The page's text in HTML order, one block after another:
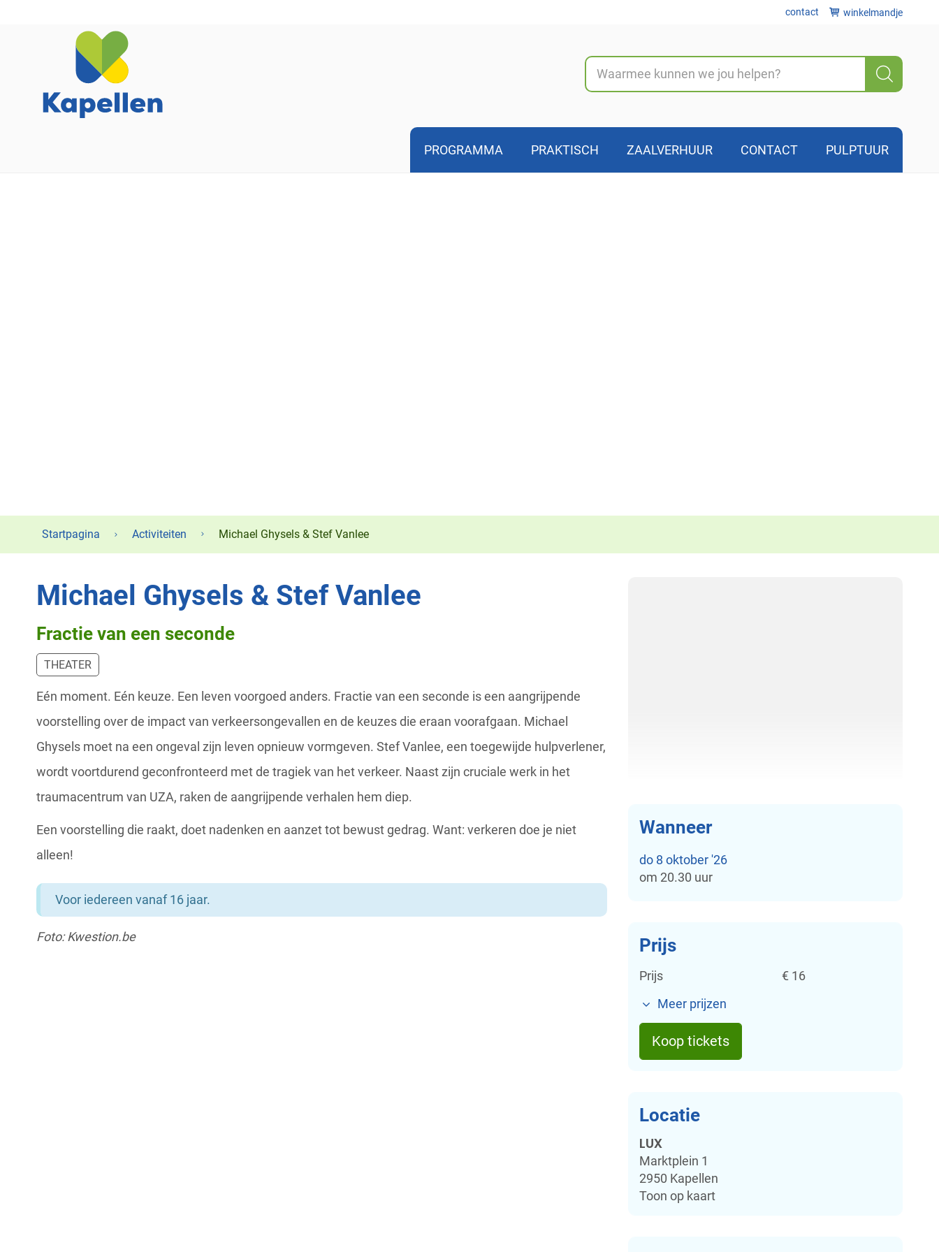
Kapellen
contact winkelmandje
PROGRAMMA PRAKTISCH ZAALVERHUUR CONTACT PULPTUUR
Startpagina Activiteiten Michael Ghysels & Stef Vanlee
Michael Ghysels & Stef Vanlee
Fractie van een seconde
THEATER
Eén moment. Eén keuze. Een leven voorgoed anders. Fractie van een seconde is een aangrijpende
voorstelling over de impact van verkeersongevallen en de keuzes die eraan voorafgaan. Michael
Ghysels moet na een ongeval zijn leven opnieuw vormgeven. Stef Vanlee, een toegewijde hulpverlener,
wordt voortdurend geconfronteerd met de tragiek van het verkeer. Naast zijn cruciale werk in het
traumacentrum van UZA, raken de aangrijpende verhalen hem diep.
Een voorstelling die raakt, doet nadenken en aanzet tot bewust gedrag. Want: verkeren doe je niet
alleen!
Voor iedereen vanaf 16 jaar.
Foto: Kwestion.be
Wanneer
do 8 oktober '26
om 20.30 uur
Prijs
Prijs € 16
Meer prijzen
Koop tickets
Locatie
LUX
Marktplein 1
2950 Kapellen
Toon op kaart